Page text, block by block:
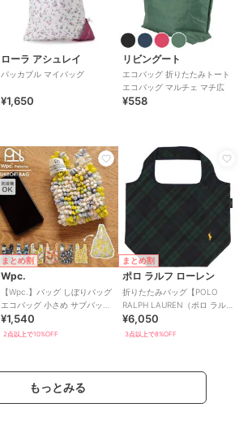
ローラ アシュレイ
パッカブル マイバッグ
¥1,650
リビングート
エコバッグ 折りたたみトート
エコバッグ マルチェ マチ広
¥558
まとめ割
Wpc.
【Wpc.】バッグ しぼりバッグ
エコバッグ 小さめ サブバッグ
コンパクト 洗濯可能 レディ
ース
¥1,540
2点以上で10%OFF
まとめ割
ポロ ラルフ ローレン
折りたたみバッグ【POLO
RALPH LAUREN（ポロ ラルフ
ローレン）】
¥6,050
3点以上で8%OFF
もっとみる